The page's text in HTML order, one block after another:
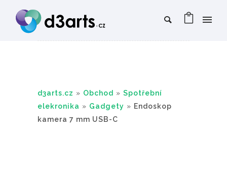
d3arts.cz » Obchod » Spotřební
elekronika » Gadgety » Endoskop
kamera 7 mm USB-C